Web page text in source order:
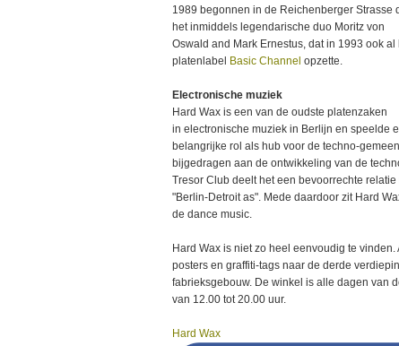
1989 begonnen in de Reichenberger Strasse
het inmiddels legendarische duo Moritz von
Oswald and Mark Ernestus, dat in 1993 ook al
platenlabel
Basic Channel opzette.
Electronische muziek
Hard Wax is een van de oudste platenzaken
in electronische muziek in Berlijn en speelde
belangrijke rol als hub voor de techno-
bijgedragen aan de ontwikkeling van de
Tresor C lub deelt het een bevoorrechte relatie
"Berlin-Detroit as". Mede daardoor zit Hard
de dance music.
Hard Wax is niet zo heel eenvoudig te
posters en graffiti-tags naar de derde
fabrieksgebouw. De winkel is alle dagen van
van 12.00 tot 20.00 uur.
Hard Wax